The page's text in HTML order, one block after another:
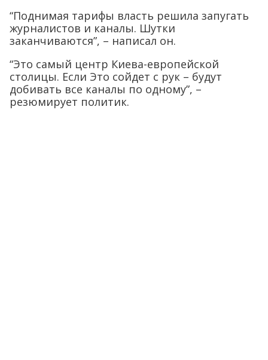
“Поднимая тарифы власть решила запугать
журналистов и каналы. Шутки
заканчиваются”, – написал он.
“Это самый центр Киева-европейской
столицы. Если Это сойдет с рук – будут
добивать все каналы по одному”, –
резюмирует политик.